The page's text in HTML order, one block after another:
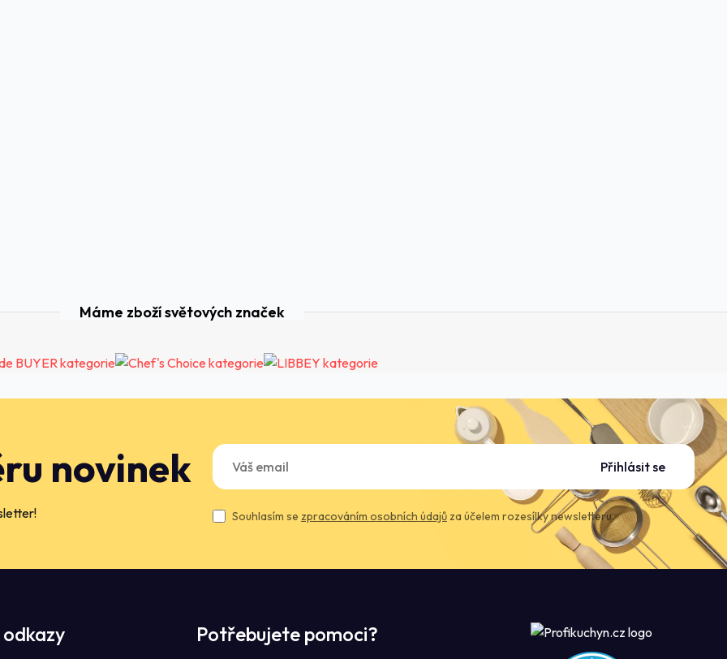
novinek Přihlásit se
Souhlasím se zpracováním osobních údajůza účelem rozesílky newsletteru.
Máme zboží světových značek
Potřebujete pomoci?